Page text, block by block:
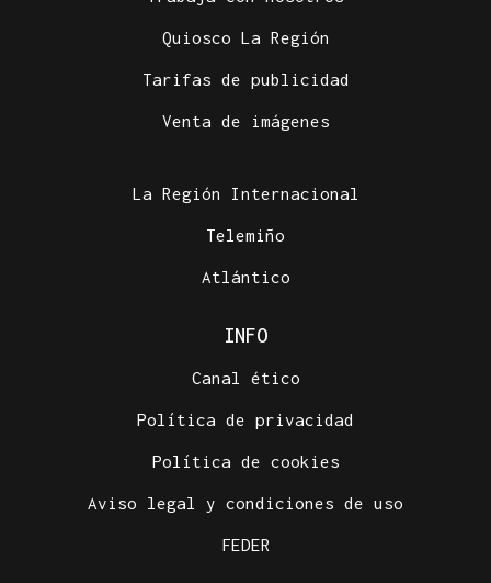
Quiosco La Región
Tarifas de publicidad
Venta de imágenes
La Región Internacional
Telemiño
Atlántico
INFO
Canal ético
Política de privacidad
Política de cookies
Aviso legal y condiciones de uso
FEDER